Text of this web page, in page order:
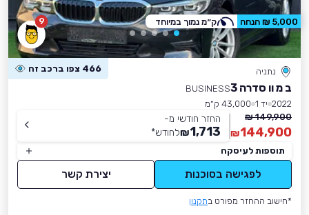
9
נתניה 466 צפו ברכב זה
ב מ וו סדרה 3
BUSINESS
2022 יד 1
43,000 ק״מ
149,900 ₪
144,900
₪
החזר חודשי מ-
1,713
₪לחודש*
תוספות לעיסקה
לפגישה בסוכנות יצירת קשר
*חישוב ההחזר מפורט בתקנון
5,000 ₪ הנחה ק״מ נמוך במיוחד